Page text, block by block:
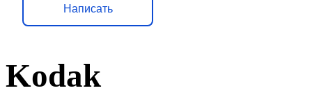
Написать
Kodak